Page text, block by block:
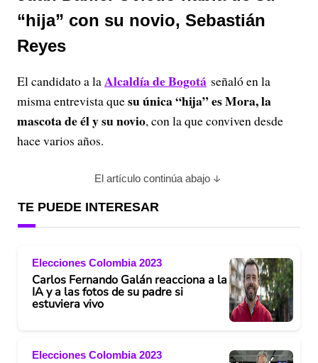
“hija” con su novio, Sebastián
Reyes
El candidato a laAlcaldía de Bogotá señaló en la
misma entrevista quesu única “hija” es Mora, la
mascota de él y su novio, con la que conviven desde
hace varios años.
El artículo continúa abajo
TE PUEDE INTERESAR
Elecciones Colombia 2023
Carlos Fernando Galán reacciona a la
IA y a las fotos de su padre si
estuviera vivo
Elecciones Colombia 2023